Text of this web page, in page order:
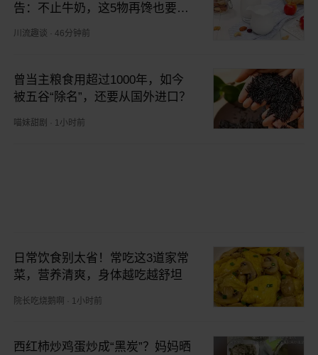
告：不止牛奶，这5物再馋也要忌
川流趣谈 46分钟前
曾当主粮食用超过1000年，如今
被五谷“除名”，还要从国外进口？
喵妹甜剧 1小时前
日常饮食别太省！常吃这3道家常
菜，营养清爽，身体越吃越舒坦
院长吃烧鹅啊 1小时前
西红柿炒鸡蛋炒成“黑炭”？妈妈晒